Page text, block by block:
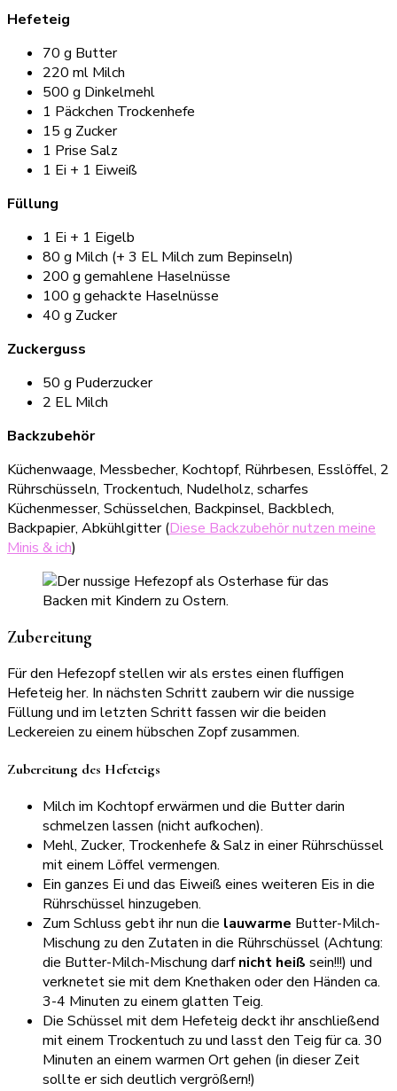
Hefeteig
70 g Butter
220 ml Milch
500 g Dinkelmehl
1 Päckchen Trockenhefe
15 g Zucker
1 Prise Salz
1 Ei + 1 Eiweiß
Füllung
1 Ei + 1 Eigelb
80 g Milch (+ 3 EL Milch zum Bepinseln)
200 g gemahlene Haselnüsse
100 g gehackte Haselnüsse
40 g Zucker
Zuckerguss
50 g Puderzucker
2 EL Milch
Backzubehör
Küchenwaage, Messbecher, Kochtopf, Rührbesen, Esslöffel, 2
Rührschüsseln, Trockentuch, Nudelholz, scharfes
Küchenmesser, Schüsselchen, Backpinsel, Backblech,
Backpapier, Abkühlgitter (Diese Backzubehör nutzen meine
Minis & ich)
Zubereitung
Für den Hefezopf stellen wir als erstes einen fluffigen
Hefeteig her. In nächsten Schritt zaubern wir die nussige
Füllung und im letzten Schritt fassen wir die beiden
Leckereien zu einem hübschen Zopf zusammen.
Zubereitung des Hefeteigs
Milch im Kochtopf erwärmen und die Butter darin
schmelzen lassen (nicht aufkochen).
Mehl, Zucker, Trockenhefe & Salz in einer Rührschüssel
mit einem Löffel vermengen.
Ein ganzes Ei und das Eiweiß eines weiteren Eis in die
Rührschüssel hinzugeben.
Zum Schluss gebt ihr nun die lauwarme Butter-Milch-
Mischung zu den Zutaten in die Rührschüssel (Achtung:
die Butter-Milch-Mischung darfnicht heiß sein!!!) und
verknetet sie mit dem Knethaken oder den Händen ca.
3-4 Minuten zu einem glatten Teig.
Die Schüssel mit dem Hefeteig deckt ihr anschließend
mit einem Trockentuch zu und lasst den Teig für ca. 30
Minuten an einem warmen Ort gehen (in dieser Zeit
sollte er sich deutlich vergrößern!)